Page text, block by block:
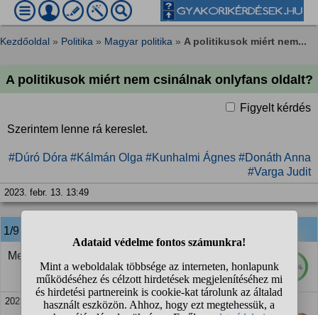
Kezdőoldal » Politika » Magyar politika » A politikusok miért nem...
A politikusok miért nem csinálnak onlyfans oldalt?
Figyelt kérdés
Szerintem lenne rá kereslet.
#Dúró Dóra #Kálmán Olga #Kunhalmi Ágnes #Donáth Anna
#Varga Judit
2023. febr. 13. 13:49
1/9
100%
Mert ők máashogy is pénzhez tudnak jutni.
2023. febr. 13. 13:50